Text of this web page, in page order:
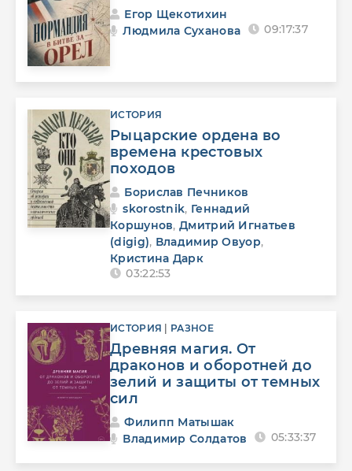
Егор Щекотихин
Людмила Суханова
09:17:37
ИСТОРИЯ
Рыцарские ордена во
времена крестовых
походов
Борислав Печников
skorostnik, Геннадий
Коршунов,Дмитрий Игнатьев
(digig), Владимир Овуор,
Кристина Дарк
03:22:53
ИСТОРИЯ РАЗНОЕ
Древняя магия. От
драконов и оборотней до
зелий и защиты от темных
сил
Филипп Матышак
Владимир Солдатов
05:33:37